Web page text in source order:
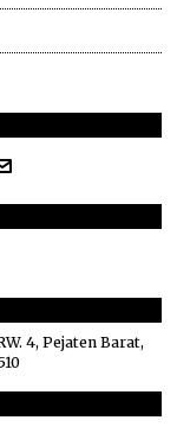
4, Pejaten Barat,